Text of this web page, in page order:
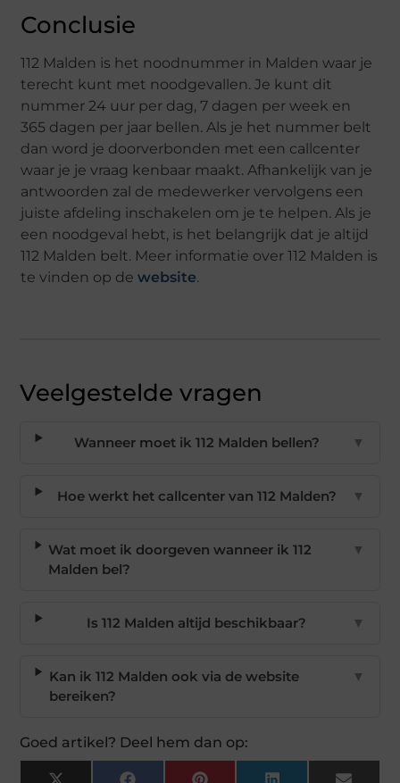
Conclusie
112 Malden is het noodnummer in Malden waar je
terecht kunt met noodgevallen. Je kunt dit
nummer 24 uur per dag, 7 dagen per week en
365 dagen per jaar bellen. Als je het nummer belt
dan word je doorverbonden met een callcenter
waar je je vraag kenbaar maakt. Afhankelijk van je
antwoorden zal de medewerker vervolgens een
juiste afdeling inschakelen om je te helpen. Als je
een noodgeval hebt, is het belangrijk dat je altijd
112 Malden belt. Meer informatie over 112 Malden is
te vinden op dewebsite.
Veelgestelde vragen
Wanneer moet ik 112 Malden bellen? ▼
Hoe werkt het callcenter van 112 Malden? ▼
Wat moet ik doorgeven wanneer ik 112
Malden bel?
▼
Is 112 Malden altijd beschikbaar? ▼
Kan ik 112 Malden ook via de website
bereiken?
▼
Goed artikel? Deel hem dan op: